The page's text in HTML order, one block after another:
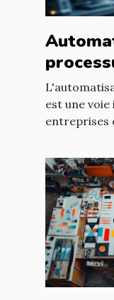
votre
est une
entreprises